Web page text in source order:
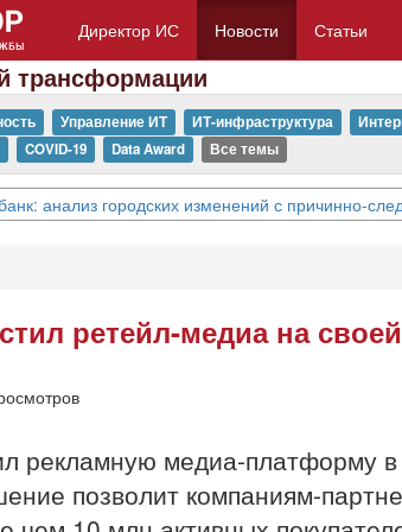
Директор ИС Новости Статьи
трансформации
Управление ИТ ИТ-инфраструктура
COVID-19 Data Award Все темы
анализ городских изменений с причинно-
ретейл-медиа на
рекламную медиа-платформу в
позволит компаниям-